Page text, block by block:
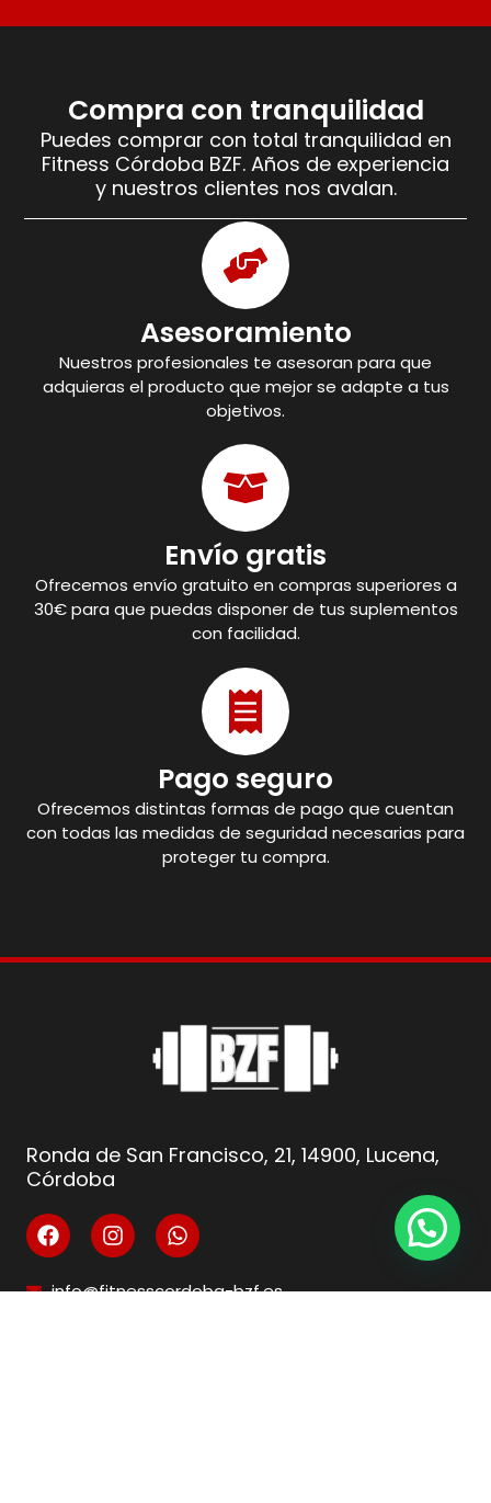
Compra con tranquilidad
Puedes comprar con total tranquilidad en
Fitness Córdoba BZF. Años de experiencia
y nuestros clientes nos avalan.
Asesoramiento
Nuestros profesionales te asesoran para que
adquieras el producto que mejor se adapte a tus
objetivos.
Envío gratis
Ofrecemos envío gratuito en compras superiores a
30€ para que puedas disponer de tus suplementos
con facilidad.
Pago seguro
Ofrecemos distintas formas de pago que cuentan
con todas las medidas de seguridad necesarias para
proteger tu compra.
Ronda de San Francisco, 21, 14900, Lucena,
Córdoba
info@fitnesscordoba-bzf.es